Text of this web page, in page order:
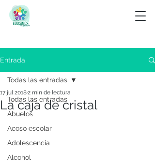
Entrada
Todas las entradas
Abuelos
Acoso escolar
Adolescencia
Alcohol
Todas las entradas
La caja de cristal
17 jul 20182 min de lectura